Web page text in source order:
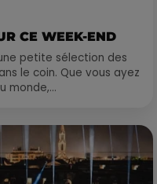
CE WEEK-END
petite sélection des
le coin. Que vous ayez
monde,...